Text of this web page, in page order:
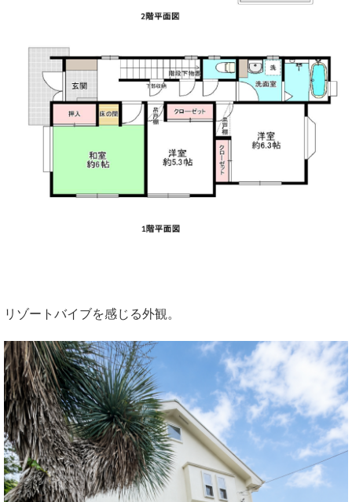
リゾートバイブを感じる外観。